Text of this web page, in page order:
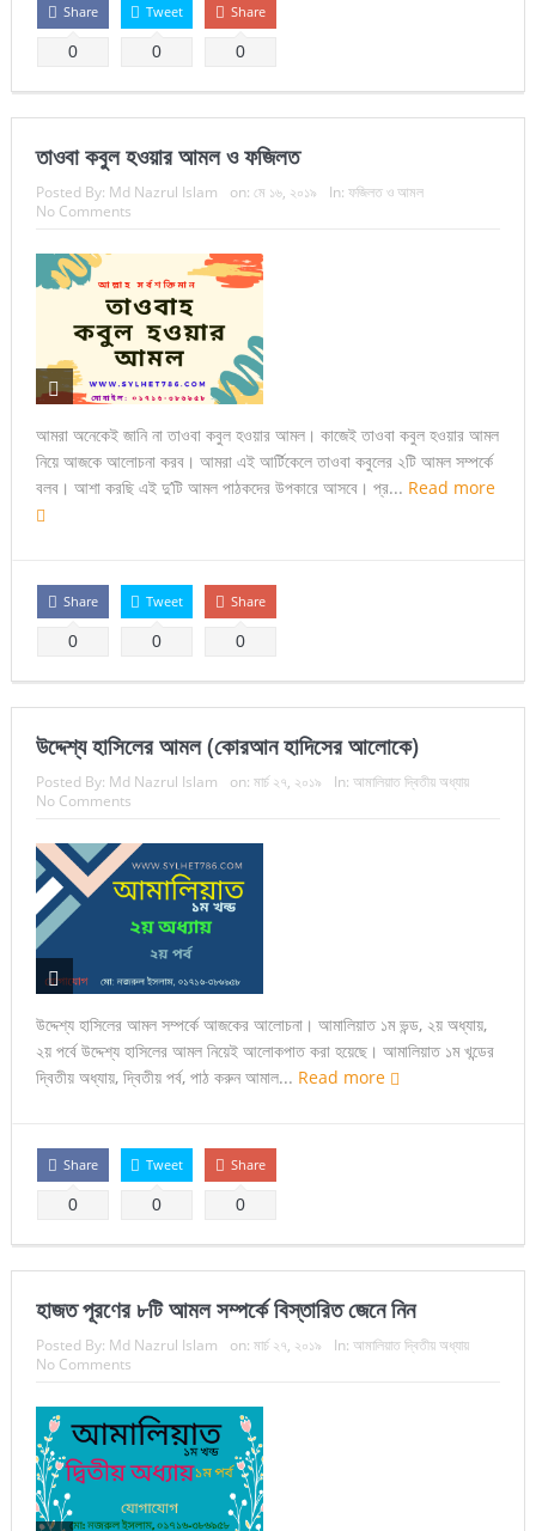
Share
0
Tweet
0
Share
0
তাওবা কবুল হওয়ার আমল ও ফজিলত
Posted By: Md Nazrul Islam on: মে ১৬, ২০১৯ In: ফজিলত ও আমল
No Comments
আমরা অনেকেই জানি না তাওবা কবুল হওয়ার আমল। কাজেই তাওবা কবুল হওয়ার আমল
নিয়ে আজকে আলোচনা করব। আমরা এই আর্টিকেলে তাওবা কবুলের ২টি আমল সম্পর্কে
বলব। আশা করছি এই দু’টি আমল পাঠকদের উপকারে আসবে। প্র... Read more
Share
0
Tweet
0
Share
0
উদ্দেশ্য হাসিলের আমল (কোরআন হাদিসের আলোকে)
Posted By: Md Nazrul Islam on: মার্চ ২৭, ২০১৯ In: আমালিয়াত দ্বিতীয় অধ্যায়
No Comments
উদ্দেশ্য হাসিলের আমল সম্পর্কে আজকের আলোচনা। আমালিয়াত ১ম ভন্ড, ২য় অধ্যায়,
২য় পর্বে উদ্দেশ্য হাসিলের আমল নিয়েই আলোকপাত করা হয়েছে। আমালিয়াত ১ম খন্ডের
দ্বিতীয় অধ্যায়, দ্বিতীয় পর্ব, পাঠ করুন আমাল... Read more
Share
0
Tweet
0
Share
0
হাজত পূরণের ৮টি আমল সম্পর্কে বিস্তারিত জেনে নিন
Posted By: Md Nazrul Islam on: মার্চ ২৭, ২০১৯ In: আমালিয়াত দ্বিতীয় অধ্যায়
No Comments